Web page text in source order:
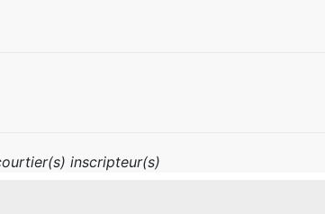
inscripteur(s)